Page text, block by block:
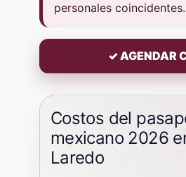
personales coincidentes.
✓ AGENDAR
Costos del
mexicano 2026
Laredo